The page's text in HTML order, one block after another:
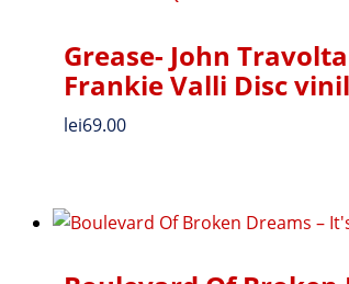
Grease- John
Frankie Valli Disc
lei69.00